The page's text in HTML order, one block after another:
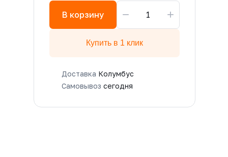
В корзину − +
Купить в 1 клик
Доставка Колумбус
Самовывоз сегодня